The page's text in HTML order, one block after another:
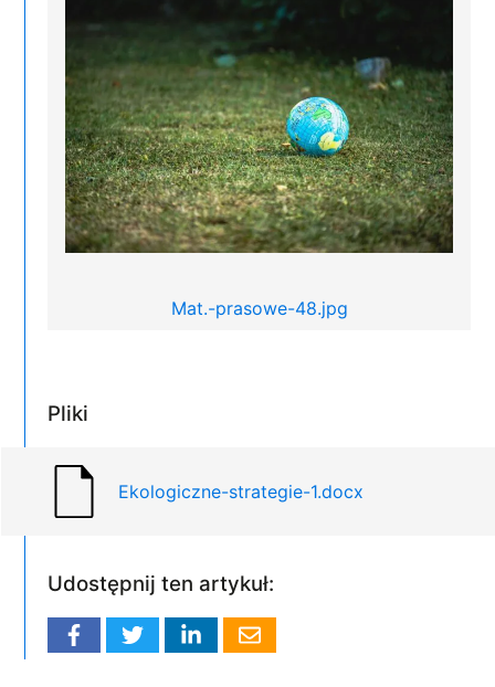
Mat.-prasowe-48.jpg
Pliki
Ekologiczne-strategie-1.docx
Udostępnij ten artykuł: